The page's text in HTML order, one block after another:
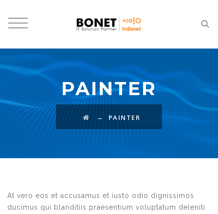
PAINTER
→ PAINTER
At vero eos et accusamus et iusto odio dignissimos
ducimus qui blanditiis praesentium voluptatum deleniti